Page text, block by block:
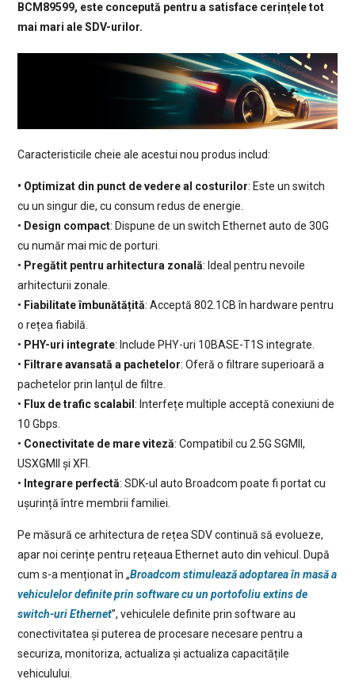
BCM89599, este concepută pentru a satisface cerințele tot
mai mari ale SDV-urilor.
Caracteristicile cheie ale acestui nou produs includ:
• Optimizat din punct de vedere al costurilor: Este un switch
cu un singur die, cu consum redus de energie.
• Design compact: Dispune de un switch Ethernet auto de 30G
cu număr mai mic de porturi.
• Pregătit pentru arhitectura zonală: Ideal pentru nevoile
arhitecturii zonale.
• Fiabilitate îmbunătățită: Acceptă 802.1CB în hardware pentru
o rețea fiabilă.
• PHY-uri integrate: Include PHY-uri 10BASE-T1S integrate.
• Filtrare avansată a pachetelor: Oferă o filtrare superioară a
pachetelor prin lanțul de filtre.
• Flux de trafic scalabil : Interfețe multiple acceptă conexiuni de
10 Gbps.
• Conectivitate de mare viteză: Compatibil cu 2.5G SGMII,
USXGMII și XFI.
• Integrare perfectă: SDK-ul auto Broadcom poate fi portat cu
ușurință între membrii familiei.
Pe măsură ce arhitectura de rețea SDV continuă să evolueze,
apar noi cerințe pentru rețeaua Ethernet auto din vehicul. După
cum s-a menționat în „Broadcom stimulează adoptarea în masă a
vehiculelor definite prin software cu un portofoliu extins de
switch-uri Ethernet”, vehiculele definite prin software au
conectivitatea și puterea de procesare necesare pentru a
securiza, monitoriza, actualiza și actualiza capacitățile
vehiculului.